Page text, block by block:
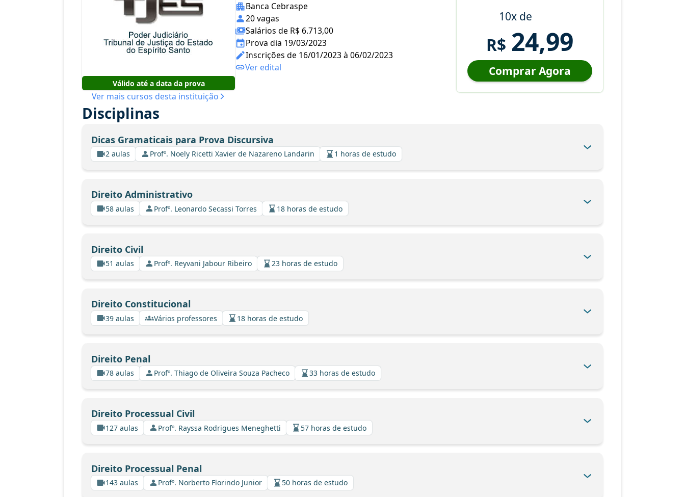
Válido até a data da prova
Ver mais cursos desta instituição
Banca Cebraspe
20 vagas
Salários de R$ 6.713,00
Prova dia 19/03/2023
Inscrições de 16/01/2023 à 06/02/2023
Ver edital
10x de
R$ 24,99
Comprar Agora
Disciplinas
Dicas Gramaticais para Prova Discursiva
2 aulas Profº. Noely Ricetti Xavier de Nazareno Landarin 1 horas de estudo
Direito Administrativo
58 aulas Profº. Leonardo Secassi Torres 18 horas de estudo
Direito Civil
51 aulas Profº. Reyvani Jabour Ribeiro 23 horas de estudo
Direito Constitucional
39 aulas Vários professores 18 horas de estudo
Direito Penal
78 aulas Profº. Thiago de Oliveira Souza Pacheco 33 horas de estudo
Direito Processual Civil
127 aulas Profº. Rayssa Rodrigues Meneghetti 57 horas de estudo
Direito Processual Penal
143 aulas Profº. Norberto Florindo Junior 50 horas de estudo